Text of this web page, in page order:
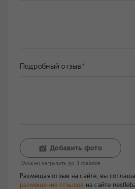
Подробный отзыв*
Добавить фото
Mожно загрузить до 3 файлов
Размещая отзыв на сайте, вы
размещения отзывов на сайте